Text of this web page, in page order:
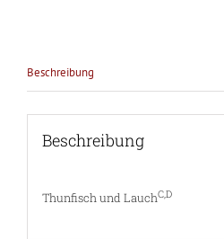
Beschreibung
Beschreibung
Thunfisch und LauchC,D